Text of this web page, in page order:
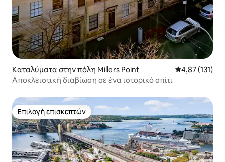
Καταλύματα στην πόλη Millers Point Μέση
4,87 (131)
Αποκλειστική διαβίωση σε ένα ιστορικό σπίτι
Επιλογή επισκεπτών
Επιλογή επισκεπτών